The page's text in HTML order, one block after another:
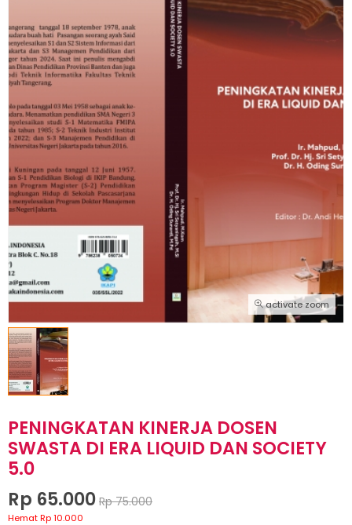
activate zoom
PENINGKATAN KINERJA DOSEN
SWASTA DI ERA LIQUID DAN SOCIETY
5.0
Rp 65.000 Rp 75.000
Hemat Rp 10.000